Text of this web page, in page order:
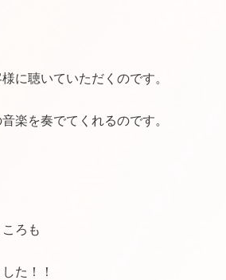
に聴いていただくのです。
楽を奏でてくれるのです。
ろも
た！！